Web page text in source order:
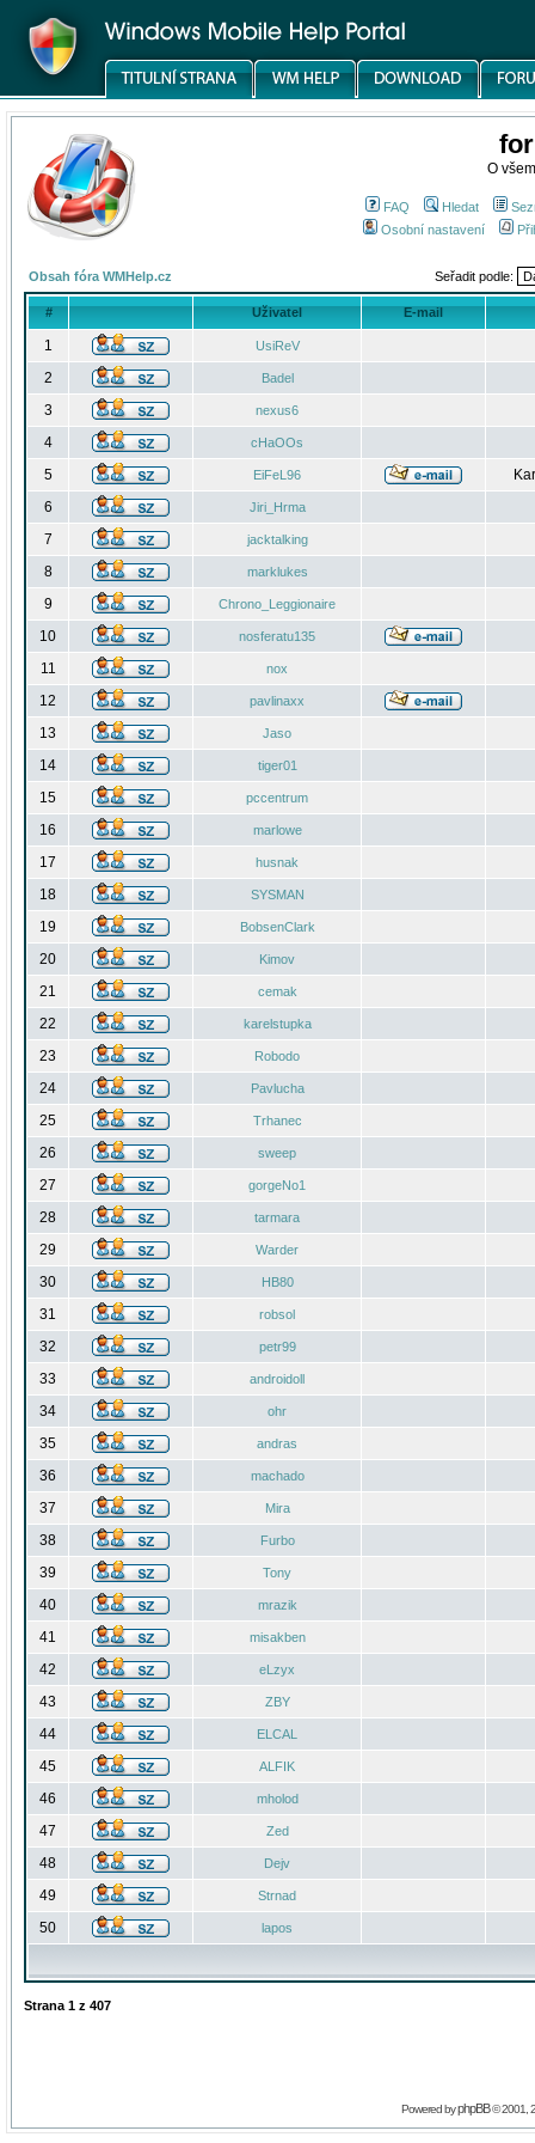
O
FAQ Hledat
Osobní nastavení
Obsah fóra WMHelp.cz Seřadit podle:
# Uživatel E-mail
1 UsiReV
2 Badel
3 nexus6
4 cHaOOs
5 EiFeL96
6
Jiri_Hrma
7 jacktalking
8 marklukes
9 Chrono_Leggionaire
10 nosferatu135
11 nox
12 pavlinaxx
13 Jaso
14 tiger01
15 pccentrum
16 marlowe
17 husnak
18 SYSMAN
19 BobsenClark
20 Kimov
21 cemak
22 karelstupka
23 Robodo
24 Pavlucha
25 Trhanec
26 sweep
27 gorgeNo1
28 tarmara
29 Warder
30 HB80
31 robsol
32 petr99
33 androidoll
34 ohr
35 andras
36 machado
37 Mira
38 Furbo
39 Tony
40 mrazik
41 misakben
42 eLzyx
43 ZBY
44 ELCAL
45 ALFIK
46 mholod
47 Zed
48 Dejv
49 Strnad
50 lapos
Strana 1 z 407
Powered byphpBB© 2001,